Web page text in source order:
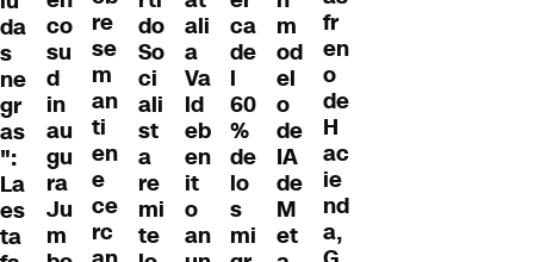
da
s
ne
gr
as
":
La
es
ta
co
su
d
in
au
gu
ra
Ju
m
re
se
m
an
ti
en
e
ce
rc
do
So
ci
ali
st
a
re
mi
te
ali
a
Va
ld
eb
en
it
o
an
ca
de
l
60
%
de
lo
s
mi
m
od
el
o
de
IA
de
M
et
fr
en
o
de
H
ac
ie
nd
a,